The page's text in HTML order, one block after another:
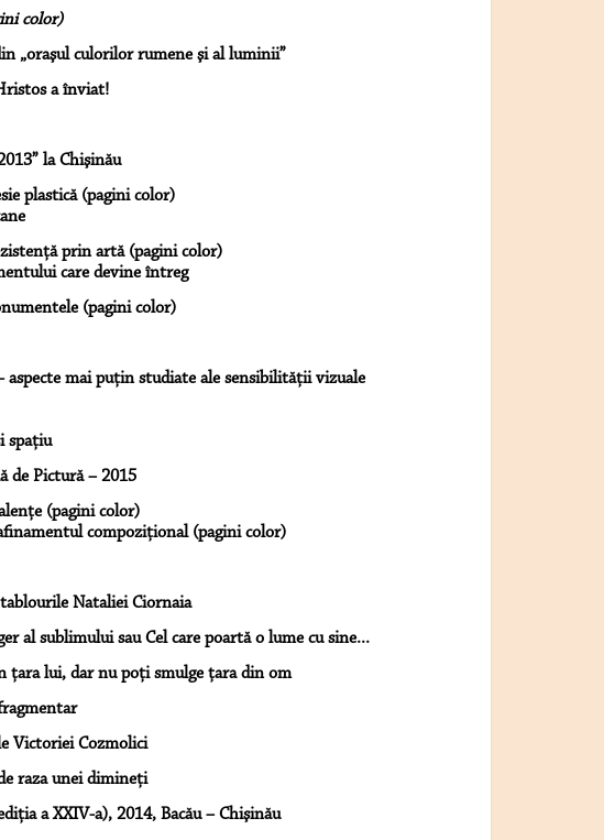
color)
„oraşul culorilor rumene şi al luminii”
a înviat!
la Chişinău
plastică (pagini color)
prin artă (pagini color)
care devine întreg
(pagini color)
aspecte mai puţin studiate ale sensibilităţii vizuale
spaţiu
de Pictură – 2015
(pagini color)
compoziţional (pagini color)
Nataliei Ciornaia
al sublimului sau Cel care poartă o lume cu sine...
țara lui, dar nu poți smulge țara din om
Victoriei Cozmolici
raza unei dimineţi
a XXIV-a), 2014, Bacău – Chişinău